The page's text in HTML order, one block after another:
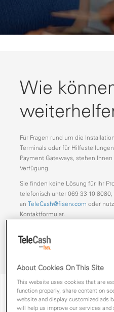
Wie
Für Fragen rund um die
Terminals oder für
Payment Gateways, stehen
Verfügung.
Sie finden keine Lösung für Ihr
telefonisch unter 069 33 10 8080,
an TeleCash@fiserv.com oder
Kontaktformular.
FAQs
About Cookies On This Site
This website uses cookies that are
function properly, share content on
website and display customized ads
will help us improve our services